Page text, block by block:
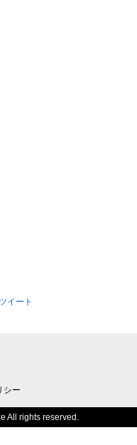
イート
シー
All rights reserved.